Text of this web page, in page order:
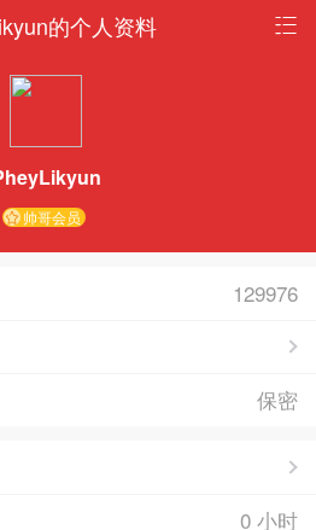
的个人资料
帅哥会员
129976
保密
0 小时